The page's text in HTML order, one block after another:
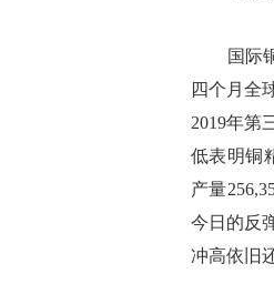
国际铜
四个月全
2019年第
低表明铜
产量
今日的反
冲高依旧